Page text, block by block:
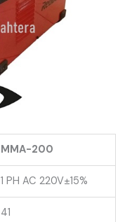
MMA-200
1 PH AC 220V±15%
41